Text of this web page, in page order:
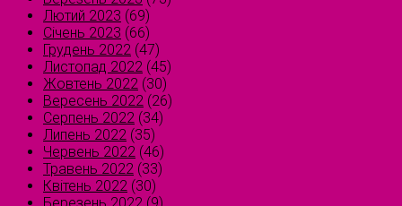
Лютий 2023 (69)
Січень 2023 (66)
Грудень 2022 (47)
Листопад 2022 (45)
Жовтень 2022 (30)
Вересень 2022 (26)
Серпень 2022 (34)
Липень 2022 (35)
Червень 2022 (46)
Травень 2022 (33)
Квітень 2022 (30)